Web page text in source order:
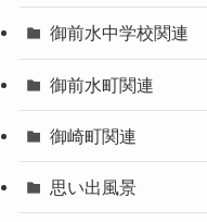
御前水中学校関連
御前水町関連
御崎町関連
思い出風景